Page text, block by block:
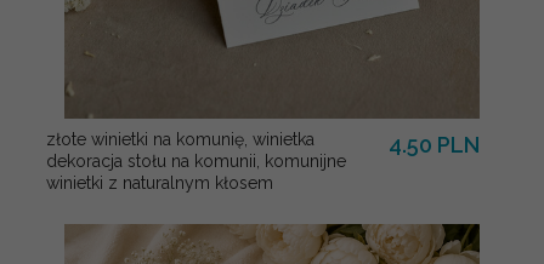
złote winietki na komunię, winietka
dekoracja stołu na komunii, komunijne
winietki z naturalnym kłosem
4.50 PLN